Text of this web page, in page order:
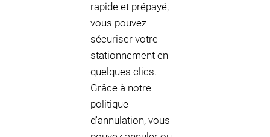
rapide et prépayé,
vous pouvez
sécuriser votre
stationnement en
quelques clics.
Grâce à notre
politique
d'annulation, vous